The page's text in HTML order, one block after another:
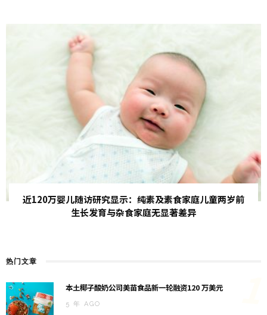
近120万婴儿随访研究显示：纯素及素食家庭儿童两岁前
生长发育与杂食家庭无显著差异
热门文章
本土椰子酸奶公司美苗食品新一轮融资120 万美元
5 年 AGO